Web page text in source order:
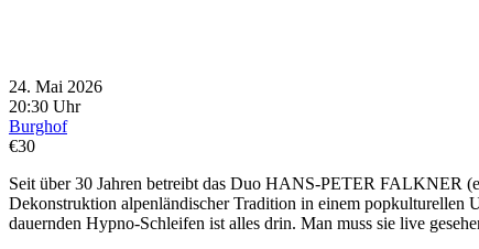
24. Mai 2026
20:30 Uhr
Burghof
€30
Seit über 30 Jahren betreibt das Duo HANS-PETER FALKNER
Dekonstruktion alpenländischer Tradition in einem popkulturellen
dauernden Hypno-Schleifen ist alles drin. Man muss sie live